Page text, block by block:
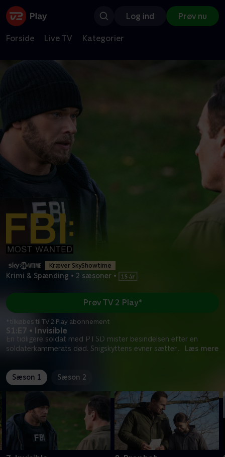
Log ind Prøv nu
Forside Live TV Kategorier
Kræver SkyShowtime
Krimi & Spænding • 2 sæsoner •
S1:E7 • Invisible
En tidligere soldat med PTSD mister besindelsen efter en
soldaterkammerats død. Snigskyttens evner sætter... Læs mere
Prøv TV 2 Play*
*tilkøbes til TV 2 Play abonnement
Sæson 1 Sæson 2